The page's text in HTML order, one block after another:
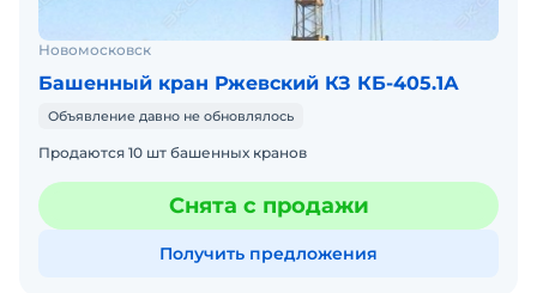
Новомосковск
Башенный кран Ржевский КЗ КБ-405.1А
Объявление давно не обновлялось
Продаются 10 шт башенных кранов
Снята с продажи
Получить предложения